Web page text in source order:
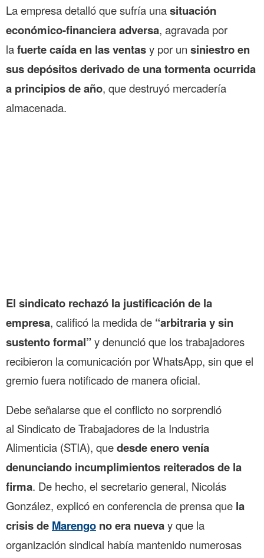
La empresa detalló que sufría unasituación
económico-financiera adversa, agravada por
lafuerte caída en las ventasy por un siniestro en
sus depósitos derivado de una tormenta ocurrida
a principios de año, que destruyó mercadería
almacenada.
El sindicato rechazó la justificación de la
empresa, calificó la medida de “arbitraria y sin
sustento formal”y denunció que los trabajadores
recibieron la comunicación por WhatsApp, sin que el
gremio fuera notificado de manera oficial.
Debe señalarse que el conflicto no sorprendió
al Sindicato de Trabajadores de la Industria
Alimenticia (STIA), quedesde enero venía
denunciando incumplimientos reiterados de la
firma. De hecho, el secretario general, Nicolás
González, explicó en conferencia de prensa que la
crisis de Marengo no era nuevay que la
organización sindical había mantenido numerosas